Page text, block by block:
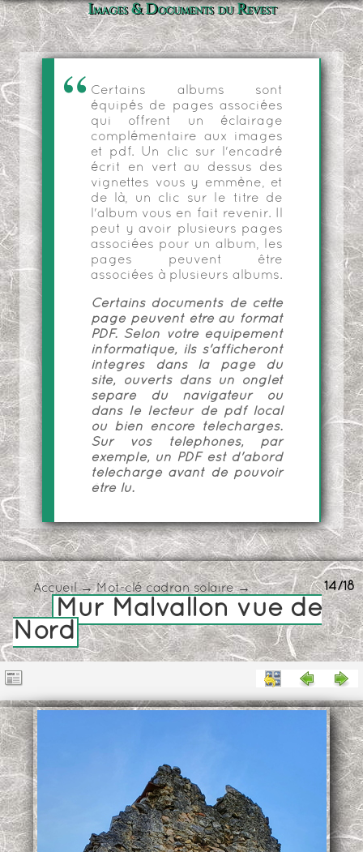
Images & Documents du Revest
Certains albums sont
équipés de pages associées
qui offrent un éclairage
complémentaire aux images
et pdf. Un clic sur l'encadré
écrit en vert au dessus des
vignettes vous y emmène, et
de là, un clic sur le titre de
l'album vous en fait revenir. Il
peut y avoir plusieurs pages
associées pour un album, les
pages peuvent être
associées à plusieurs albums.
Certains documents de cette
page peuvent être au format
PDF. Selon votre équipement
informatique, ils s'afficheront
intégrés dans la page du
site, ouverts dans un onglet
séparé du navigateur ou
dans le lecteur de pdf local
ou bien encore téléchargés.
Sur vos téléphones, par
exemple, un PDF est d'abord
téléchargé avant de pouvoir
être lu.
14/18
Accueil→Mot-clé cadran solaire→
Mur Malvallon vue de
Nord